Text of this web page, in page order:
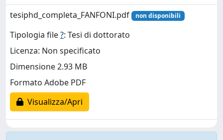
tesiphd_completa_FANFONI.pdf
non disponibili
Tipologia file?: Tesi di dottorato
Licenza: Non specificato
Dimensione 2.93 MB
Formato Adobe PDF
Visualizza/Apri